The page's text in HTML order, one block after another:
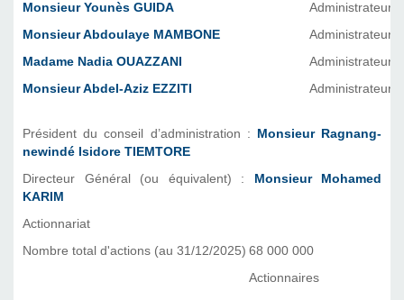
Monsieur Younès GUIDA
Administrateur
Monsieur Abdoulaye MAMBONE
Administrateur
Madame Nadia OUAZZANI
Administrateur
Monsieur Abdel-Aziz EZZITI
Administrateur
Président du conseil d’administration :
Monsieur Ragnang-
newindé Isidore TIEMTORE
Directeur Général (ou équivalent) :
Monsieur Mohamed
KARIM
Actionnariat
Nombre total d'actions (au 31/12/2025) 68 000 000
Actionnaires